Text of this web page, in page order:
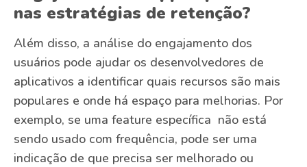
nas estratégias de retenção?
Além disso, a análise do engajamento dos
usuários pode ajudar os desenvolvedores de
aplicativos a identificar quais recursos são mais
populares e onde há espaço para melhorias. Por
exemplo, se uma feature específica não está
sendo usado com frequência, pode ser uma
indicação de que precisa ser melhorado ou